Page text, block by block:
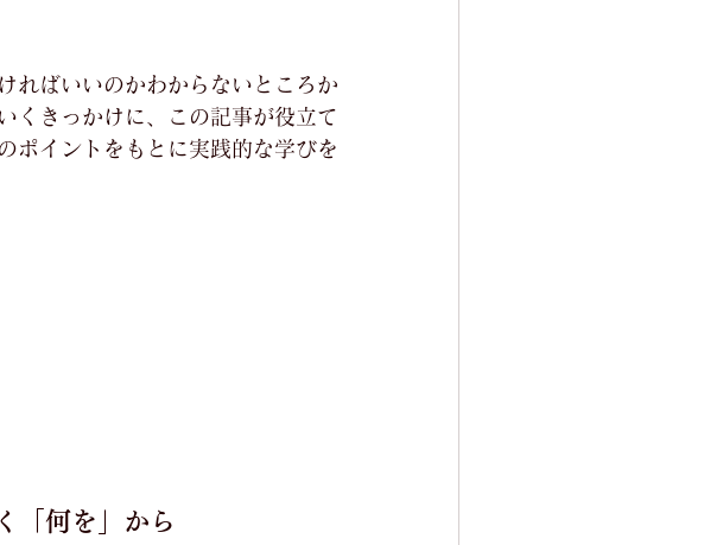
ればいいのかわからないところか
くきっかけに、この記事が役立て
ポイントをもとに実践的な学びを
「何を」から